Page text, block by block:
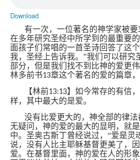
Download
有一次，一位著名的神学家被
在多年研究圣经中所学到的最重要
面孩子们常唱的一首圣诗回答了这
我，圣经上告诉我。”我们可以研究
部分，但是我们找不到比神的爱更
林多前书13章这个著名的爱的篇章，
【林前13:13】如今常存的有信
样，其中最大的是爱。
没有比爱更大的，神全部的律
无疑问，神的爱的最大的显明，就
中。圣奥古斯丁曾经说过，“爱是灵
说，没有人比主耶稣基督更美了，
爱。在基督里面，神的爱在人的形